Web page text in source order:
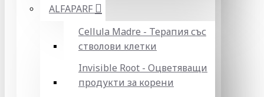
ALFAPARF
Cellula Madre - Терапия със
стволови клетки
Invisible Root - Оцветяващи
продукти за корени